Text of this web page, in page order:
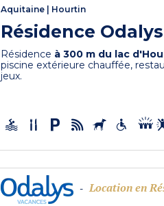
Aquitaine Hourtin
Résidence
Résidence à 300 m du lac
piscine extérieure chauffée,
jeux.
- Location en